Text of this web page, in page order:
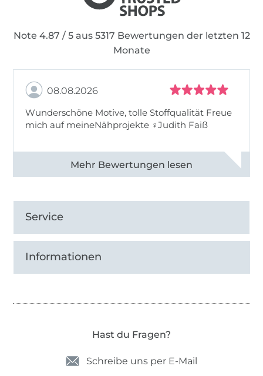
Note 4.87 / 5 aus 5317 Bewertungen der letzten 12
Monate
08.08.2026
Wunderschöne Motive, tolle Stoffqualität Freue
mich auf meineNähprojekte ♀Judith Faiß
Alle 82990 Bewertungen ansehen
Service
Informationen
Hast du Fragen?
Schreibe uns per E-Mail